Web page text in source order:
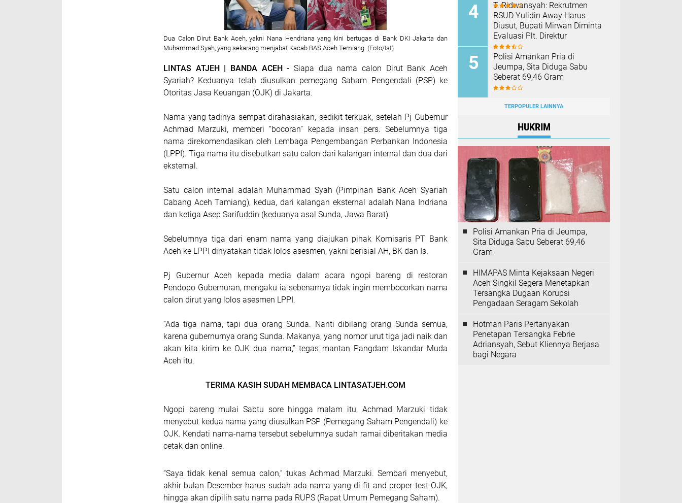
Dua Calon Dirut Bank Aceh, yakni Nana Hendriana yang kini bertugas di Bank DKI Jakarta dan
Muhammad Syah, yang sekarang menjabat Kacab BAS Aceh Temiang. (Foto/Ist)
LINTAS ATJEH | BANDA ACEH - Siapa dua nama calon Dirut Bank Aceh
Syariah? Keduanya telah diusulkan pemegang Saham Pengendali (PSP) ke
Otoritas Jasa Keuangan (OJK) di Jakarta.
Nama yang tadinya sempat dirahasiakan, sedikit terkuak, setelah Pj Gubernur
Achmad Marzuki, memberi “bocoran” kepada insan pers. Sebelumnya tiga
nama direkomendasikan oleh Lembaga Pengembangan Perbankan Indonesia
(LPPI). Tiga nama itu disebutkan satu calon dari kalangan internal dan dua dari
eksternal.
Satu calon internal adalah Muhammad Syah (Pimpinan Bank Aceh Syariah
Cabang Aceh Tamiang), kedua, dari kalangan eksternal adalah Nana Indriana
dan ketiga Asep Sarifuddin (keduanya asal Sunda, Jawa Barat).
Sebelumnya tiga dari enam nama yang diajukan pihak Komisaris PT Bank
Aceh ke LPPI dinyatakan tidak lolos asesmen, yakni berisial AH, BK dan Is.
Pj Gubernur Aceh kepada media dalam acara ngopi bareng di restoran
Pendopo Gubernuran, mengaku ia sebenarnya tidak ingin membocorkan nama
calon dirut yang lolos asesmen LPPI.
“Ada tiga nama, tapi dua orang Sunda. Nanti dibilang orang Sunda semua,
karena gubernurnya orang Sunda. Makanya, yang nomor urut tiga jadi naik dan
akan kita kirim ke OJK dua nama,” tegas mantan Pangdam Iskandar Muda
Aceh itu.
TERIMA KASIH SUDAH MEMBACA LINTASATJEH.COM
Ngopi bareng mulai Sabtu sore hingga malam itu, Achmad Marzuki tidak
menyebut kedua nama yang diusulkan PSP (Pemegang Saham Pengendali) ke
OJK. Kendati nama-nama tersebut sebelumnya sudah ramai diberitakan media
cetak dan online.
“Saya tidak kenal semua calon,” tukas Achmad Marzuki. Sembari menyebut,
akhir bulan Desember harus sudah ada nama yang di fit and proper test OJK,
hingga akan dipilih satu nama pada RUPS (Rapat Umum Pemegang Saham).
T. Ridwansyah: Rekrutmen
RSUD Yulidin Away Harus
Diusut, Bupati Mirwan Diminta
Evaluasi Plt. Direktur
Polisi Amankan Pria di
Jeumpa, Sita Diduga Sabu
Seberat 69,46 Gram
TERPOPULER LAINNYA
HUKRIM
Polisi Amankan Pria di Jeumpa,
Sita Diduga Sabu Seberat 69,46
Gram
HIMAPAS Minta Kejaksaan Negeri
Aceh Singkil Segera Menetapkan
Tersangka Dugaan Korupsi
Pengadaan Seragam Sekolah
Hotman Paris Pertanyakan
Penetapan Tersangka Febrie
Adriansyah, Sebut Kliennya Berjasa
bagi Negara